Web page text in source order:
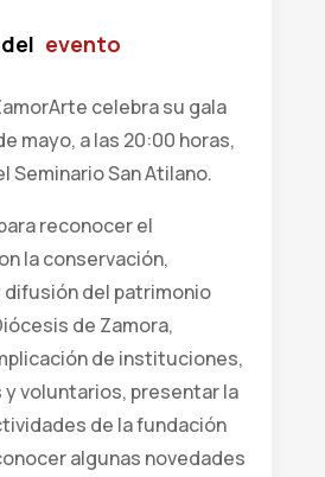
evento
celebra su gala
mayo, a las 20:00 horas,
Seminario San Atilano.
reconocer el
la conservación,
del patrimonio
de Zamora,
de instituciones,
voluntarios, presentar la
de la fundación
algunas novedades